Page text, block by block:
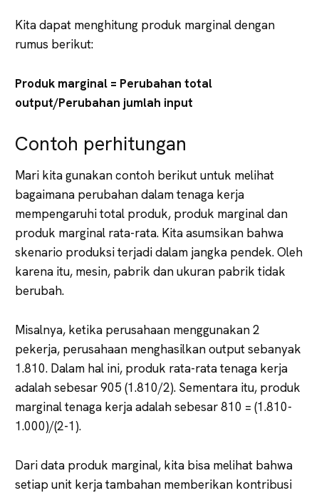
Kita dapat menghitung produk marginal dengan
rumus berikut:
Produk marginal = Perubahan total
output/Perubahan jumlah input
Contoh perhitungan
Mari kita gunakan contoh berikut untuk melihat
bagaimana perubahan dalam tenaga kerja
mempengaruhi total produk, produk marginal dan
produk marginal rata-rata. Kita asumsikan bahwa
skenario produksi terjadi dalam jangka pendek. Oleh
karena itu, mesin, pabrik dan ukuran pabrik tidak
berubah.
Misalnya, ketika perusahaan menggunakan 2
pekerja, perusahaan menghasilkan output sebanyak
1.810. Dalam hal ini, produk rata-rata tenaga kerja
adalah sebesar 905 (1.810/2). Sementara itu, produk
marginal tenaga kerja adalah sebesar 810 = (1.810-
1.000)/(2-1).
Dari data produk marginal, kita bisa melihat bahwa
setiap unit kerja tambahan memberikan kontribusi